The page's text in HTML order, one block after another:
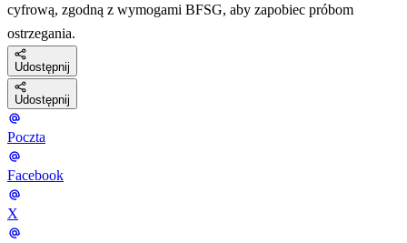
cyfrową, zgodną z wymogami BFSG, aby zapobiec próbom
ostrzegania.
Udostępnij
Udostępnij
Poczta
Facebook
X